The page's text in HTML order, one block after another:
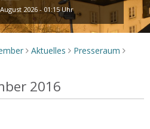
2026 - 01:15 Uhr
> Aktuelles > Presseraum >
2016